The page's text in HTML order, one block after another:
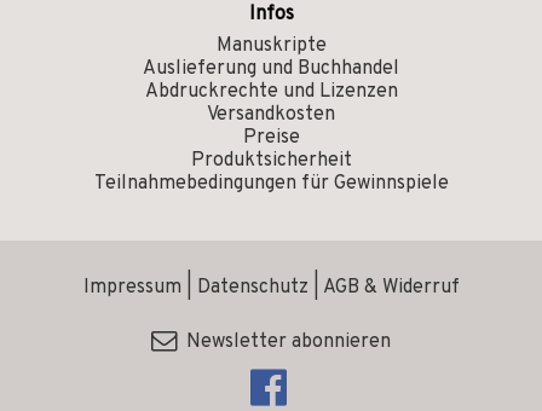
Infos
Manuskripte
Auslieferung und Buchhandel
Abdruckrechte und Lizenzen
Versandkosten
Preise
Produktsicherheit
Teilnahmebedingungen für Gewinnspiele
Impressum Datenschutz AGB & Widerruf
Newsletter abonnieren